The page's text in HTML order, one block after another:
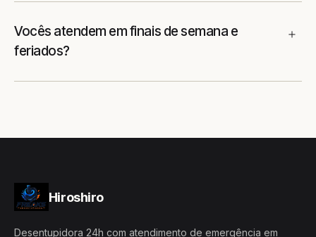
Vocês atendem em finais de semana e
feriados?
Hiroshiro
Desentupidora 24h com atendimento de emergência em